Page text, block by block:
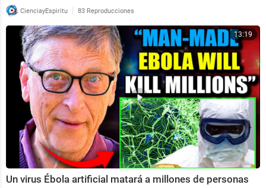
CienciayEspiritu | 83 Reproducciones
13:19
Un virus Ébola artificial matará a millones de personas